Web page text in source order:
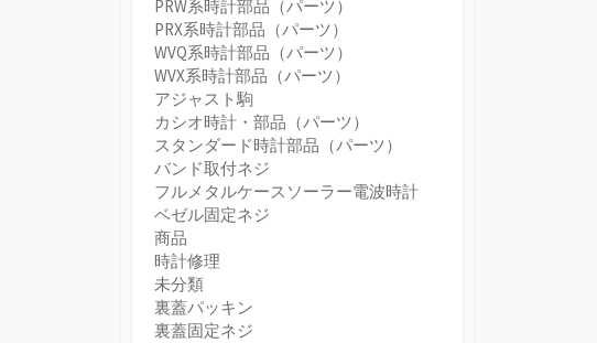
PRW系時計部品（パーツ）
PRX系時計部品（パーツ）
WVQ系時計部品（パーツ）
WVX系時計部品（パーツ）
アジャスト駒
カシオ時計・部品（パーツ）
スタンダード時計部品（パーツ）
バンド取付ネジ
フルメタルケースソーラー電波時計
ベゼル固定ネジ
商品
時計修理
未分類
裏蓋パッキン
裏蓋固定ネジ